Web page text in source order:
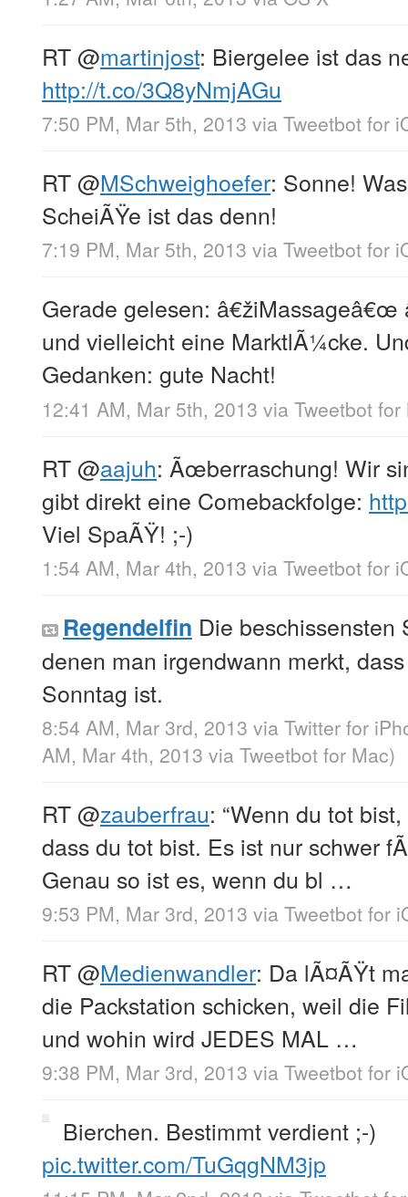
RT@martinjost: Biergelee ist das
http://t.co/3Q8yNmjAGu
7:50 PM, Mar 5th, 2013 via Tweetbot for
RT@MSchweighoefer: Sonne!
ScheiÃŸe ist das denn!
7:19 PM, Mar 5th, 2013 via Tweetbot for
Gerade gelesen: â€žiMassageâ€œ
und vielleicht eine MarktlÃ¼cke.
Gedanken: gute Nacht!
12:41 AM, Mar 5th, 2013 via Tweetbot for
RT@aajuh: Ãœberraschung! Wir
gibt direkt eine Comebackfolge:
Viel SpaÃŸ! ;-)
1:54 AM, Mar 4th, 2013 via Tweetbot for
Regendelfin Die beschissensten
denen man irgendwann merkt,
Sonntag ist.
8:54 AM, Mar 3rd, 2013 via Twitter for
AM, Mar 4th, 2013 via Tweetbot for Mac)
RT@zauberfrau: “Wenn du tot
dass du tot bist. Es ist nur schwer
Genau so ist es, wenn du bl …
9:53 PM, Mar 3rd, 2013 via Tweetbot for
RT@Medienwandler: Da lÃ¤ÃŸt
die Packstation schicken, weil die
und wohin wird JEDES MAL …
9:38 PM, Mar 3rd, 2013 via Tweetbot for
Bierchen. Bestimmt verdient ;-)
pic.twitter.com/TuGqgNM3jp